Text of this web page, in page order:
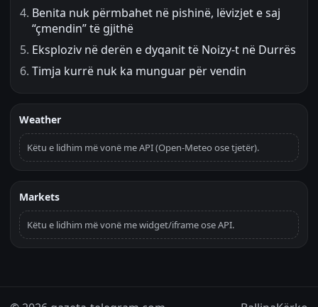
Benita nuk përmbahet në pishinë, lëvizjet e saj
“çmendin” të gjithë
Eksploziv në derën e dyqanit të Noizy-t në Durrës
Timja kurrë nuk ka munguar për vendin
Weather
Këtu e lidhim më vonë me API (Open-Meteo ose tjetër).
Markets
Këtu e lidhim më vonë me widget/iframe ose API.